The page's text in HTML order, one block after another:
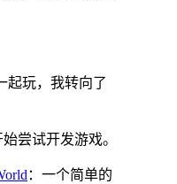
起玩，我转向了
尝试开发游戏。
：一个简单的